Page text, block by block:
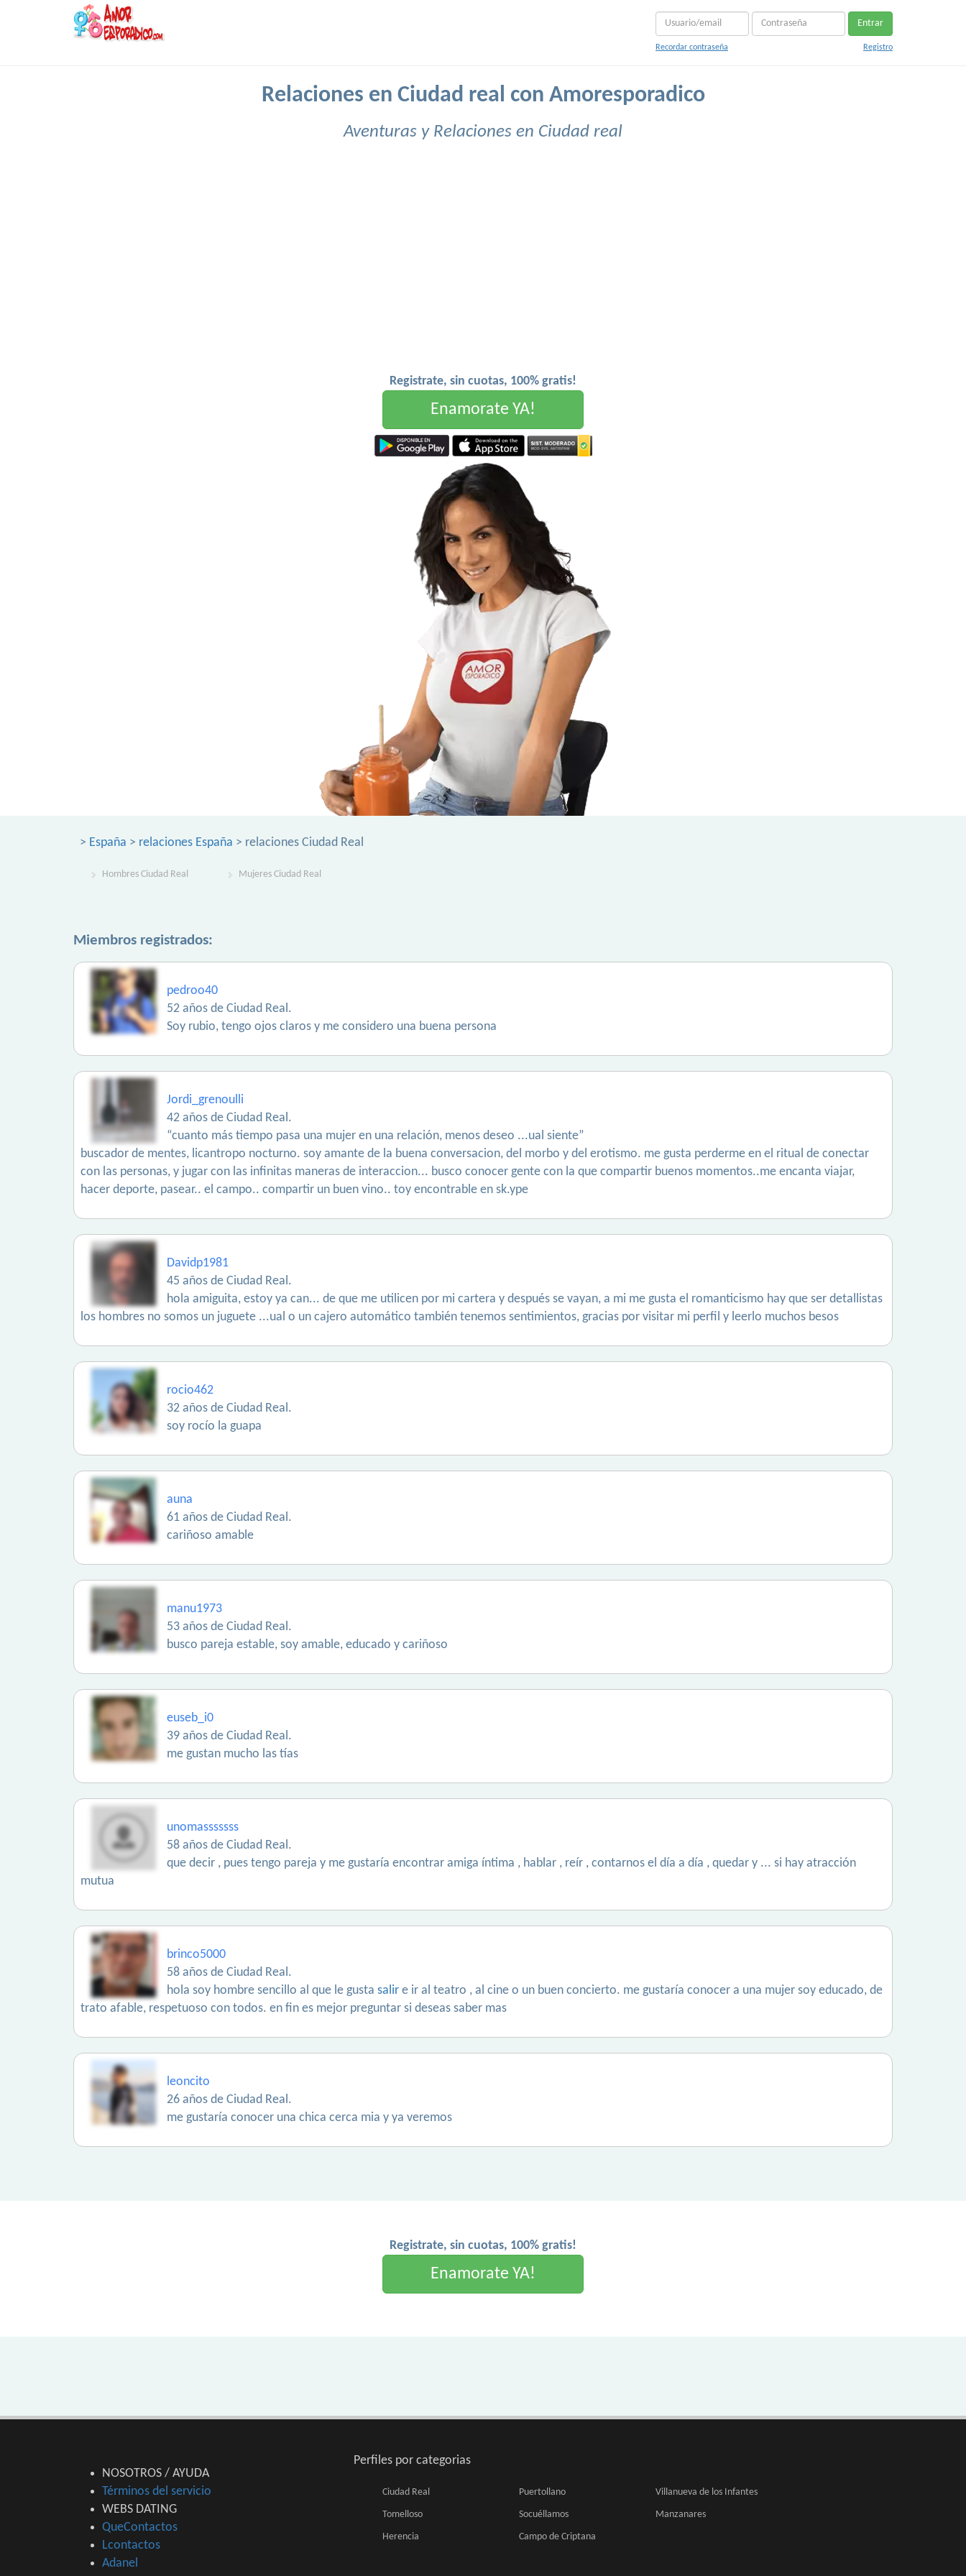
Entrar
Recordar contraseña Registro
Relaciones en Ciudad real con Amoresporadico
Aventuras y Relaciones en Ciudad real
Registrate, sin cuotas, 100% gratis!
Enamorate YA!
> España > relaciones España > relaciones Ciudad Real
Hombres Ciudad Real Mujeres Ciudad Real
Miembros registrados:
pedroo40
52 años de Ciudad Real.
Soy rubio, tengo ojos claros y me considero una buena persona
Jordi_grenoulli
42 años de Ciudad Real.
“cuanto más tiempo pasa una mujer en una relación, menos deseo ...ual siente”
buscador de mentes, licantropo nocturno. soy amante de la buena conversacion, del morbo y del erotismo. me gusta perderme en el ritual de conectar
con las personas, y jugar con las infinitas maneras de interaccion... busco conocer gente con la que compartir buenos momentos..me encanta viajar,
hacer deporte, pasear.. el campo.. compartir un buen vino.. toy encontrable en sk.ype
Davidp1981
45 años de Ciudad Real.
hola amiguita, estoy ya can... de que me utilicen por mi cartera y después se vayan, a mi me gusta el romanticismo hay que ser detallistas
los hombres no somos un juguete ...ual o un cajero automático también tenemos sentimientos, gracias por visitar mi perfil y leerlo muchos besos
rocio462
32 años de Ciudad Real.
soy rocío la guapa
auna
61 años de Ciudad Real.
cariñoso amable
manu1973
53 años de Ciudad Real.
busco pareja estable, soy amable, educado y cariñoso
euseb_i0
39 años de Ciudad Real.
me gustan mucho las tías
unomasssssss
58 años de Ciudad Real.
que decir , pues tengo pareja y me gustaría encontrar amiga íntima , hablar , reír , contarnos el día a día , quedar y ... si hay atracción
mutua
brinco5000
58 años de Ciudad Real.
hola soy hombre sencillo al que le gusta salir e ir al teatro , al cine o un buen concierto. me gustaría conocer a una mujer soy educado, de
trato afable, respetuoso con todos. en fin es mejor preguntar si deseas saber mas
leoncito
26 años de Ciudad Real.
me gustaría conocer una chica cerca mia y ya veremos
Registrate, sin cuotas, 100% gratis!
Enamorate YA!
NOSOTROS / AYUDA
Términos del servicio
WEBS DATING
QueContactos
Lcontactos
Adanel
Perfiles por categorias
Ciudad Real Puertollano Villanueva de los Infantes
Tomelloso Socuéllamos Manzanares
Herencia Campo de Criptana